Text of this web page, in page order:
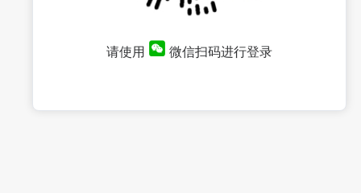
请使用 微信扫码进行登录